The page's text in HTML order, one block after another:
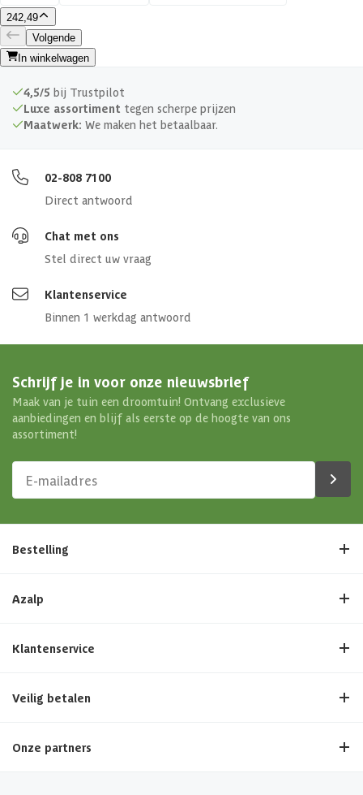
Vermogen
Voeding 230 volt
Vermogen (kw)
Bediening
Bevestiging
Aanbevolen saunainhoud 1.3-2.5 m³
Aanbevolen hoeveelheid
saunastenen
Afmetingen (bxl)
242,49
Volgende
In winkelwagen
4,5/5 bij Trustpilot
Luxe assortiment tegen scherpe prijzen
Maatwerk: We maken het betaalbaar.
02-808 7100
Direct antwoord
Chat met ons
Stel direct uw vraag
Klantenservice
Binnen 1 werkdag antwoord
Schrijf je in voor onze nieuwsbrief
Maak van je tuin een droomtuin! Ontvang exclusieve
aanbiedingen en blijf als eerste op de hoogte van ons
assortiment!
Bestelling
Azalp
Klantenservice
Veilig betalen
Onze partners